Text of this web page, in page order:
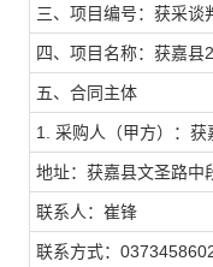
三、项目编号：获采谈
四、项目名称：获嘉县
五、合同主体
1. 采购人（甲方）：
地址：获嘉县文圣路中
联系人：崔锋
联系方式：